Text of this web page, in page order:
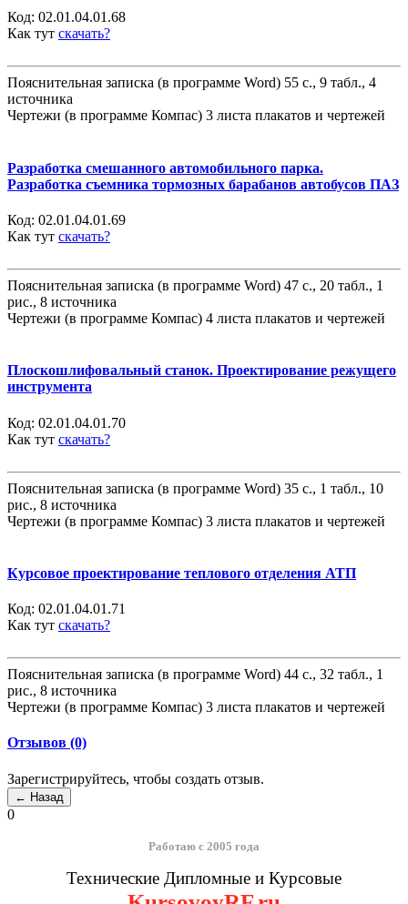
Код: 02.01.04.01.68
Как тут скачать?
Пояснительная записка (в программе Word) 55 с., 9 табл., 4
источника
Чертежи (в программе Компас) 3 листа плакатов и чертежей
Разработка смешанного автомобильного парка.
Разработка съемника тормозных барабанов автобусов ПАЗ
Код: 02.01.04.01.69
Как тут скачать?
Пояснительная записка (в программе Word) 47 с., 20 табл., 1
рис., 8 источника
Чертежи (в программе Компас) 4 листа плакатов и чертежей
Плоскошлифовальный станок. Проектирование режущего
инструмента
Код: 02.01.04.01.70
Как тут скачать?
Пояснительная записка (в программе Word) 35 с., 1 табл., 10
рис., 8 источника
Чертежи (в программе Компас) 3 листа плакатов и чертежей
Курсовое проектирование теплового отделения АТП
Код: 02.01.04.01.71
Как тут скачать?
Пояснительная записка (в программе Word) 44 с., 32 табл., 1
рис., 8 источника
Чертежи (в программе Компас) 3 листа плакатов и чертежей
Отзывов (0)
Зарегистрируйтесь, чтобы создать отзыв.
0
Работаю с 2005 года
Технические Дипломные и Курсовые